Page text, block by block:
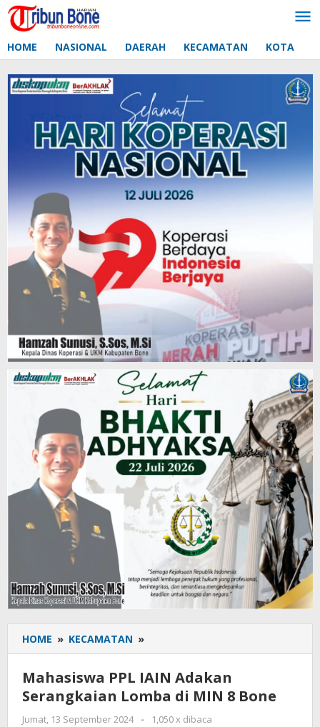
Lewati
ke
HOME NASIONAL DAERAH KECAMATAN KOTA
HOME » KECAMATAN »
PPL
Adakan
Serangkaian
Lomba
Mahasiswa PPL IAIN Adakan
Serangkaian Lomba di MIN 8 Bone
Jumat, 13 September 2024
oleh
-
1,050 x dibaca